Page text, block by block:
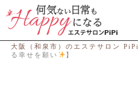
大阪（和泉市）のエステサロン PiPi
る幸せを願い
】